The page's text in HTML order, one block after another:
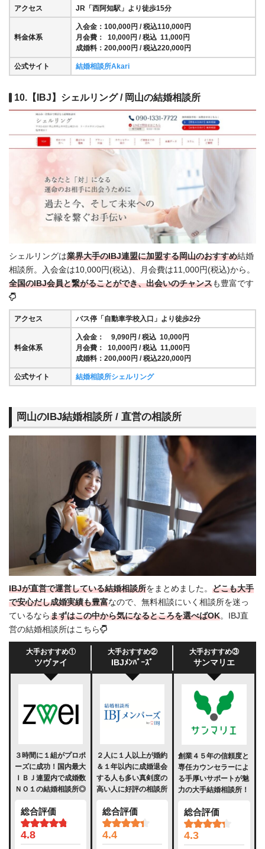
アクセス JR「西阿知駅」より徒歩15分
料金体系
入会金：100,000円 / 税込110,000円
月会費： 10,000円 / 税込 11,000円
成婚料：200,000円 / 税込220,000円
公式サイト 結婚相談所Akari
10.【IBJ】シェルリング / 岡山の結婚相談所
シェルリングは業界大手のIBJ連盟に加盟する岡山のおすすめ結婚
相談所。入会金は10,000円(税込)、月会費は11,000円(税込)から。
全国のIBJ会員と繋がることができ、出会いのチャンスも豊富です
アクセス バス停「自動車学校入口」より徒歩2分
料金体系
入会金： 9,090円 / 税込 10,000円
月会費： 10,000円 / 税込 11,000円
成婚料：200,000円 / 税込220,000円
公式サイト 結婚相談所シェルリング
岡山のIBJ結婚相談所 / 直営の相談所
IBJが直営で運営している結婚相談所をまとめました。 どこも大手
で安心だし成婚実績も豊富なので、無料相談にいく相談所を迷っ
ているならまずはこの中から気になるところを選べばOK。IBJ直
営の結婚相談所はこちら
大手おすすめ①
ツヴァイ
大手おすすめ②
IBJﾒﾝﾊﾞｰｽﾞ
大手おすすめ③
サンマリエ
３時間に１組がプロポ
ーズに成功！国内最大
ＩＢＪ連盟内で成婚数
ＮＯ１の結婚相談所◎
総合評価
4.8
２人に１人以上が婚約
＆１年以内に成婚退会
する人も多い真剣度の
高い人に好評の相談所
総合評価
4.4
創業４５年の信頼度と
専任カウンセラーによ
る手厚いサポートが魅
力の大手結婚相談所！
総合評価
4.3